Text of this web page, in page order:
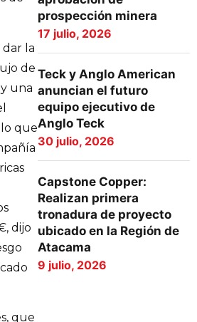
dar la
de
una
lo que
dijo
que
prospección minera
17 julio, 2026
Teck y Anglo American
anuncian el futuro
equipo ejecutivo de
Anglo Teck
30 julio, 2026
Capstone Copper:
Realizan primera
tronadura de proyecto
ubicado en la Región de
Atacama
9 julio, 2026